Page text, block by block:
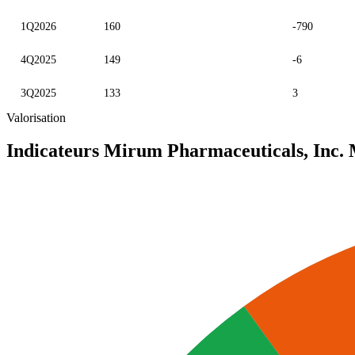
1Q2026 160 -790
4Q2025 149 -6
3Q2025 133 3
Valorisation
Indicateurs Mirum Pharmaceuticals, Inc.